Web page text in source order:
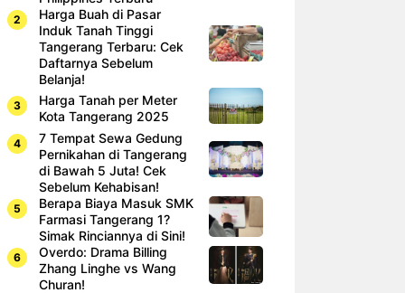
Harga Buah di Pasar
Induk Tanah Tinggi
Tangerang Terbaru: Cek
Daftarnya Sebelum
Belanja!
Harga Tanah per Meter
Kota Tangerang 2025
7 Tempat Sewa Gedung
Pernikahan di Tangerang
di Bawah 5 Juta! Cek
Sebelum Kehabisan!
Berapa Biaya Masuk SMK
Farmasi Tangerang 1?
Simak Rinciannya di Sini!
Overdo: Drama Billing
Zhang Linghe vs Wang
Churan!